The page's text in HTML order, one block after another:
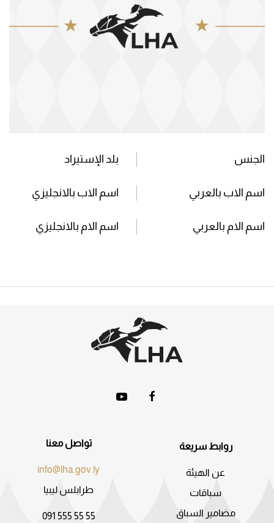
الجنس بلد الإستيراد
اسم الاب بالعربي اسم الاب بالانجليزي
اسم الام بالعربي اسم الام بالانجليزي
روابط سريعة
عن الهيئة
سباقات
مضامير السباق
تواصل معنا
info@lha.gov.ly
طرابلس ليبيا
091 555 55 55